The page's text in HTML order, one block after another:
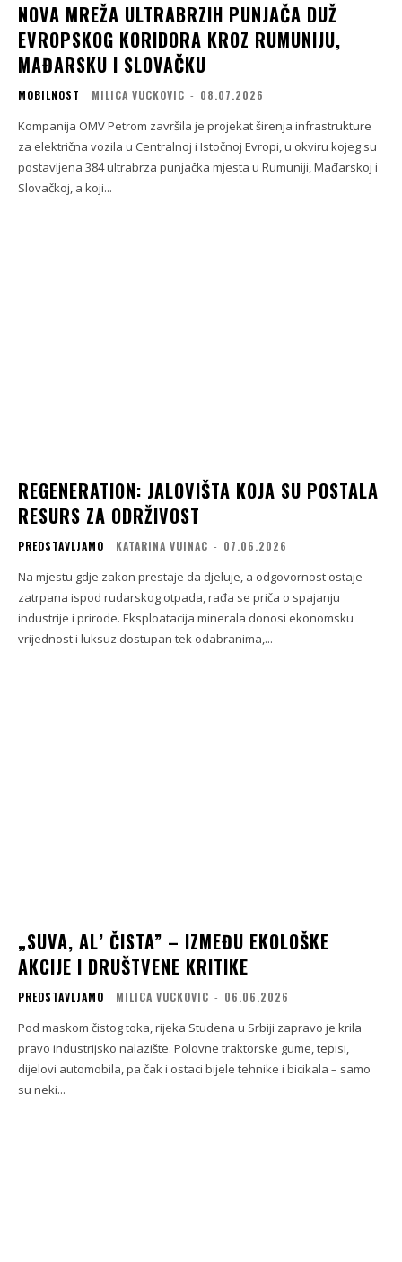
NOVA MREŽA ULTRABRZIH PUNJAČA DUŽ
EVROPSKOG KORIDORA KROZ RUMUNIJU,
MAĐARSKU I SLOVAČKU
MOBILNOST MILICA VUCKOVIC - 08.07.2026
Kompanija OMV Petrom završila je projekat širenja infrastrukture
za električna vozila u Centralnoj i Istočnoj Evropi, u okviru kojeg su
postavljena 384 ultrabrza punjačka mjesta u Rumuniji, Mađarskoj i
Slovačkoj, a koji...
REGENERATION: JALOVIŠTA KOJA SU POSTALA
RESURS ZA ODRŽIVOST
PREDSTAVLJAMO KATARINA VUINAC - 07.06.2026
Na mjestu gdje zakon prestaje da djeluje, a odgovornost ostaje
zatrpana ispod rudarskog otpada, rađa se priča o spajanju
industrije i prirode. Eksploatacija minerala donosi ekonomsku
vrijednost i luksuz dostupan tek odabranima,...
„SUVA, AL’ ČISTA” – IZMEĐU EKOLOŠKE
AKCIJE I DRUŠTVENE KRITIKE
PREDSTAVLJAMO MILICA VUCKOVIC - 06.06.2026
Pod maskom čistog toka, rijeka Studena u Srbiji zapravo je krila
pravo industrijsko nalazište. Polovne traktorske gume, tepisi,
dijelovi automobila, pa čak i ostaci bijele tehnike i bicikala – samo
su neki...